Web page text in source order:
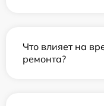
Что влияет на
ремонта?